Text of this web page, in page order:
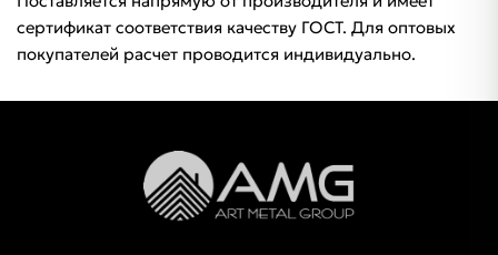
сертификат соответствия качеству ГОСТ. Для оптовых
покупателей расчет проводится индивидуально.